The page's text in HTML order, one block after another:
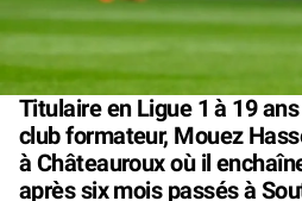
Titulaire en Ligue 1 à 19
club formateur, Mouez
à Châteauroux où il
après six mois passés à